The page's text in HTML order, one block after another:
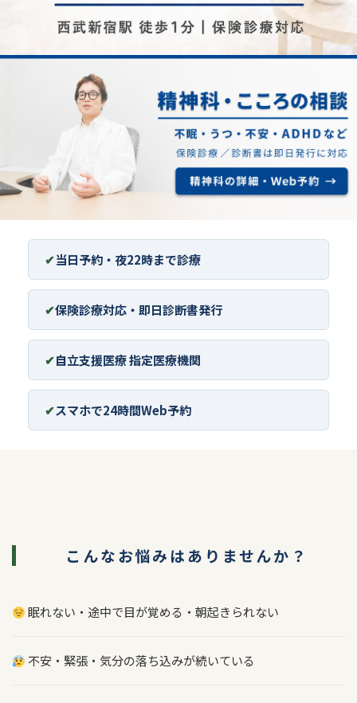
当日予約・夜22時まで診療
保険診療対応・即日診断書発行
自立支援医療 指定医療機関
スマホで24時間Web予約
こんなお悩みはありませんか？
眠れない・途中で目が覚める・朝起きられない
不安・緊張・気分の落ち込みが続いている